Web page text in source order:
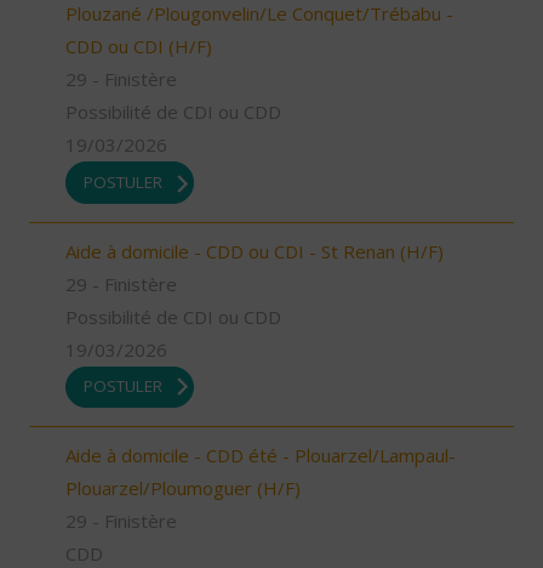
Plouzané /Plougonvelin/Le Conquet/Trébabu -
CDD ou CDI (H/F)
29 - Finistère
Possibilité de CDI ou CDD
19/03/2026
POSTULER
Aide à domicile - CDD ou CDI - St Renan (H/F)
29 - Finistère
Possibilité de CDI ou CDD
19/03/2026
POSTULER
Aide à domicile - CDD été - Plouarzel/Lampaul-
Plouarzel/Ploumoguer (H/F)
29 - Finistère
CDD